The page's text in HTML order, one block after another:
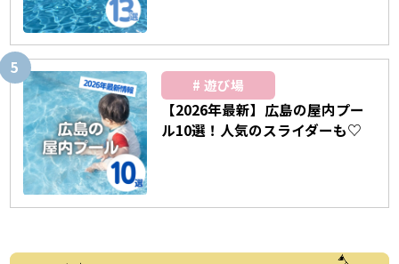
遊び場
【2026年最新】広島の屋内プー
ル10選！人気のスライダーも♡